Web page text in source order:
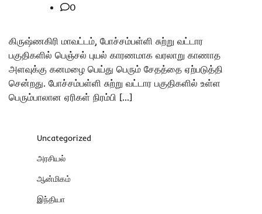
0
கிருஷ்ணகிரி மாவட்டம், போச்சம்பள்ளி சுற்று வட்டார
பகுதிகளில் பெஞ்சல் புயல் காரணமாக வரலாறு காணாத
அளவுக்கு கனமழை பெய்து பெரும் சேதத்தை ஏற்படுத்தி
சென்றது. போச்சம்பள்ளி சுற்று வட்டார பகுதிகளில் உள்ள
பெரும்பாலான ஏரிகள் நிரம்பி […]
Uncategorized
அரசியல்
ஆன்மிகம்
இந்தியா